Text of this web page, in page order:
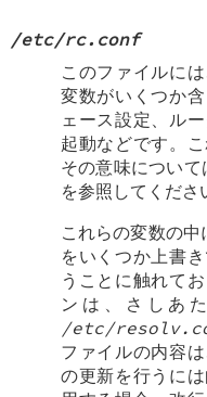
/etc/rc.conf
このファイルに
変数がいくつか
ェース設定、ル
起動などです。
その意味について
を参照してくださ
これらの変数の中
をいくつか上書
うことに触れて
ンは、さしあ
/etc/
ファイルの内容
の更新を行うに